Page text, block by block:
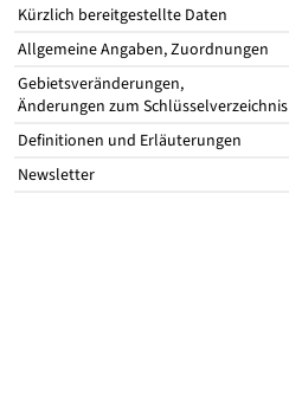
Kürzlich bereitgestellte Daten
Allgemeine Angaben, Zuordnungen
Gebietsveränderungen,
Änderungen zum Schlüsselverzeichnis
Definitionen und Erläuterungen
Newsletter